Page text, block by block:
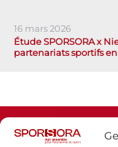
16 mars 2026
Étude SPORSORA x
partenariats sportifs